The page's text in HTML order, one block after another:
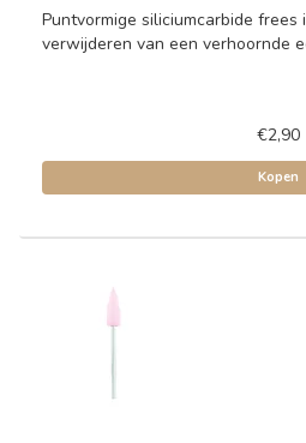
Puntvormige siliciumcarbide
verwijderen van een verhoornde
€2,90
Kopen